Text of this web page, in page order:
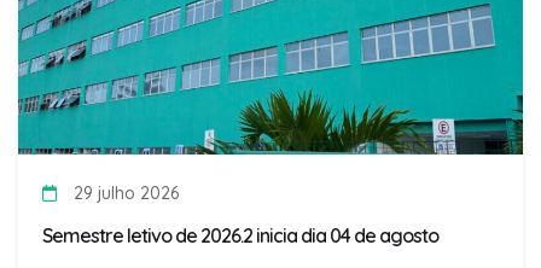
29 julho 2026
Semestre letivo de 2026.2 inicia dia 04 de agosto